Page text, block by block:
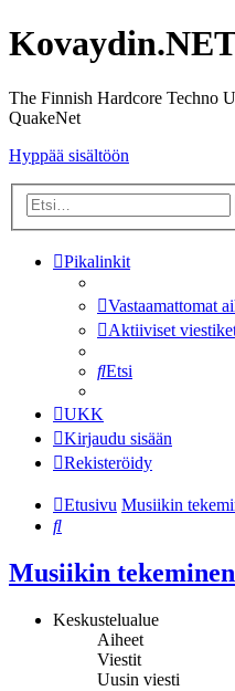
The Finnish Hardcore Techno
QuakeNet
Hyppää sisältöön
Pikalinkit
Vastaamattomat
Aktiiviset
Etsi
UKK
Kirjaudu sisään
Rekisteröidy
Etusivu Musiikin
Etsi
Musiikin tekeminen
Keskustelualue
Aiheet
Viestit
Uusin viesti